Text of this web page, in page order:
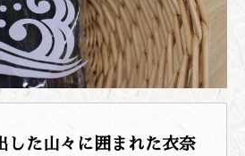
した山々に囲まれた衣奈